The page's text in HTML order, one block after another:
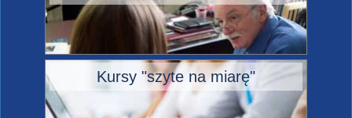
Kursy "szyte na miarę"